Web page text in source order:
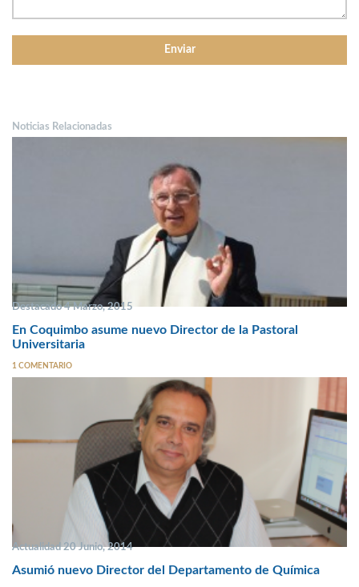
Noticias Relacionadas
Destacado 4 Marzo, 2015
En Coquimbo asume nuevo Director de la Pastoral
Universitaria
1 COMENTARIO
Actualidad 20 Junio, 2014
Asumió nuevo Director del Departamento de Química